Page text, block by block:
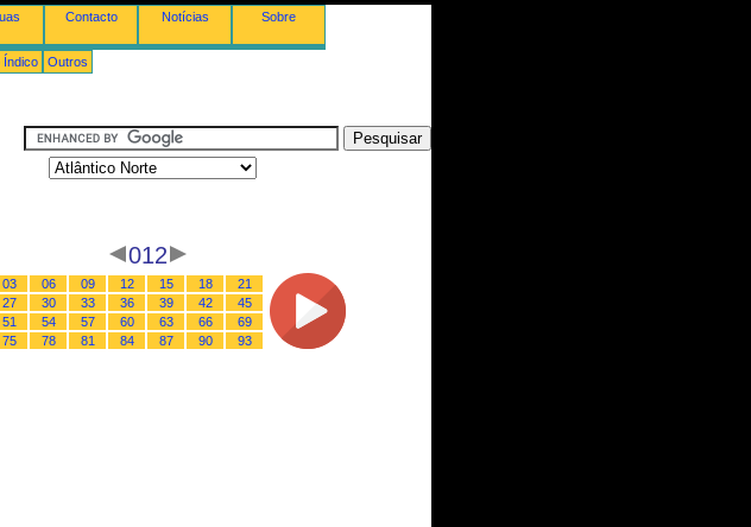
Contacto Notícias Sobre
Índico Outros
012
03 06 09 12 15 18
21
27 30 33 36 39 42
45
51 54 57 60 63 66
69
75 78 81 84 87 90 93